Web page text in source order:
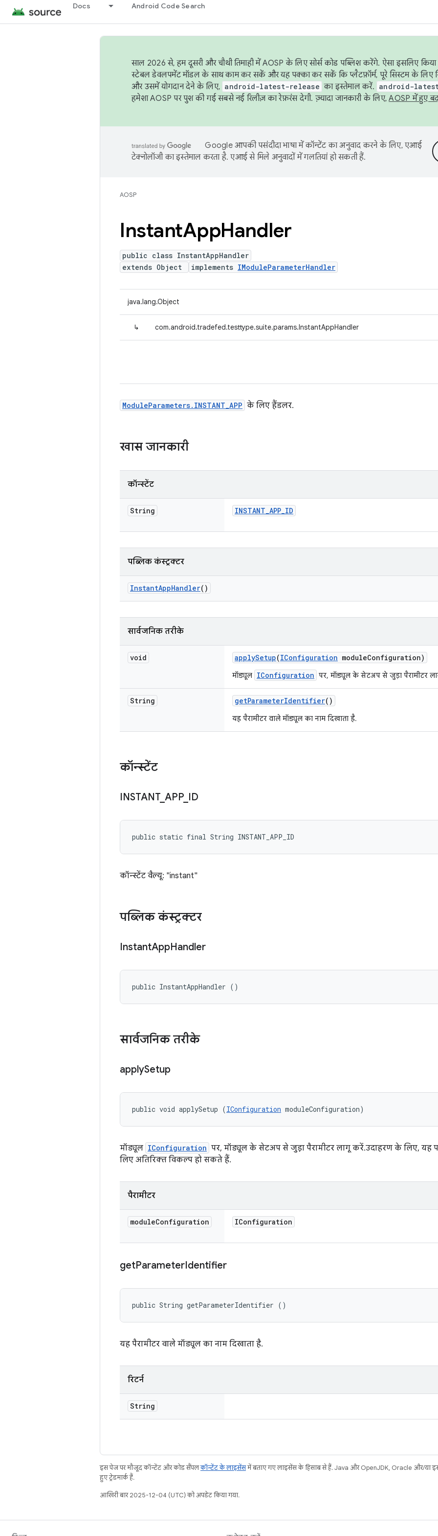
Docs Android Code Search
साल 2026 से, हम दूसरी और चौथी तिमाही में AOSP के लिए सोर्स कोड पब्लिश करेंगे. ऐसा इसलिए
स्टेबल डेवलपमेंट मॉडल के साथ काम कर सकें और यह पक्का कर सकें कि प्लैटफ़ॉर्म, पूरे सिस्टम के लिए
और उसमें योगदान देने के लिए, android-latest-release का इस्तेमाल करें. android-
हमेशा AOSP पर पुश की गई सबसे नई रिलीज़ का रेफ़रंस देगी. ज़्यादा जानकारी के लिए,AOSP में हुए
Google आपकी पसंदीदा भाषा में कॉन्टेंट का अनुवाद करने के लिए, एआई
टेक्नोलॉजी का इस्तेमाल करता है. एआई से मिले अनुवादों में गलतियां हो सकती हैं.
AOSP
InstantAppHandler
public class InstantAppHandler
extends Object
implements IModuleParameterHandler
java.lang.Object
↳ com.android.tradefed.testtype.suite.params.InstantAppHandler
ModuleParameters.INSTANT_APP के लिए हैंडलर.
खास जानकारी
कॉन्स्टेंट
String INSTANT_APP_ID
पब्लिक कंस्ट्रक्टर
InstantAppHandler()
सार्वजनिक तरीके
void applySetup(IConfiguration moduleConfiguration)
मॉड्यूल IConfiguration पर, मॉड्यूल के सेटअप से जुड़ा पैरामीटर
String getParameterIdentifier()
यह पैरामीटर वाले मॉड्यूल का नाम दिखाता है.
कॉन्स्टेंट
INSTANT_ APP_ ID
public static final String INSTANT_APP_ID
कॉन्स्टेंट वैल्यू: "instant"
पब्लिक कंस्ट्रक्टर
InstantAppHandler
public InstantAppHandler ()
सार्वजनिक तरीके
applySetup
public void applySetup (IConfiguration moduleConfiguration)
मॉड्यूल IConfiguration पर, मॉड्यूल के सेटअप से जुड़ा पैरामीटर लागू करें. उदाहरण के लिए, यह
लिए अतिरिक्त विकल्प हो सकते हैं.
पैरामीटर
moduleConfiguration IConfiguration
getParameterIdentifier
public String getParameterIdentifier ()
यह पैरामीटर वाले मॉड्यूल का नाम दिखाता है.
रिटर्न
String
इस पेज पर मौजूद कॉन्टेंट और कोड सैंपलकॉन्टेंट के लाइसेंसमें बताए गए लाइसेंस के हिसाब से हैं. Java और OpenJDK, Oracle और/या
हुए ट्रेडमार्क हैं.
आखिरी बार 2025-12-04 (UTC) को अपडेट किया गया.